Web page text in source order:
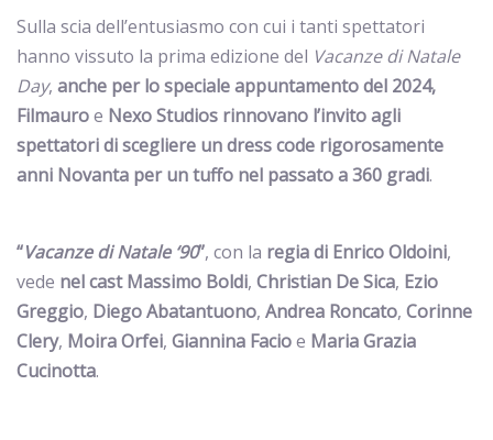
Sulla scia dell’entusiasmo con cui i tanti spettatori
hanno vissuto la prima edizione del Vacanze di Natale
Day, anche per lo speciale appuntamento del 2024,
Filmauroe Nexo Studios rinnovano l’invito agli
spettatori di scegliere undress code rigorosamente
anni Novanta per un tuffo nel passato a 360 gradi.
“Vacanze di Natale ‘90”, con la regia di Enrico Oldoini,
vede nel cast Massimo Boldi, Christian De Sica, Ezio
Greggio, Diego Abatantuono, Andrea Roncato, Corinne
Clery, Moira Orfei, Giannina Facioe Maria Grazia
Cucinotta.